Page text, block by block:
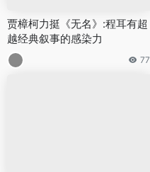
贾樟柯力挺《无名》:程耳有超
越经典叙事的感染力
77